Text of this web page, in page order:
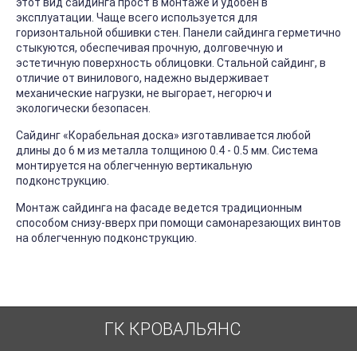
эксплуатации. Чаще всего используется для
горизонтальной обшивки стен. Панели сайдинга герметично
стыкуются, обеспечивая прочную, долговечную и
эстетичную поверхность облицовки. Стальной сайдинг, в
отличие от винилового, надежно выдерживает
механические нагрузки, не выгорает, негорюч и
экологически безопасен.
Сайдинг «Корабельная доска» изготавливается любой
длины до 6 м из металла толщиною 0.4 - 0.5 мм. Система
монтируется на облегченную вертикальную
подконструкцию.
Монтаж сайдинга на фасаде ведется традиционным
способом снизу-вверх при помощи самонарезающих винтов
на облегченную подконструкцию.
ГК КРОВАЛЬЯНС